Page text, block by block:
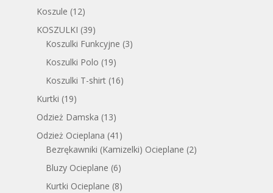
Koszule (12)
KOSZULKI (39)
Koszulki Funkcyjne (3)
Koszulki Polo (19)
Koszulki T-shirt (16)
Kurtki (19)
Odzież Damska (13)
Odzież Ocieplana (41)
Bezrękawniki (Kamizelki) Ocieplane (2)
Bluzy Ocieplane (6)
Kurtki Ocieplane (8)